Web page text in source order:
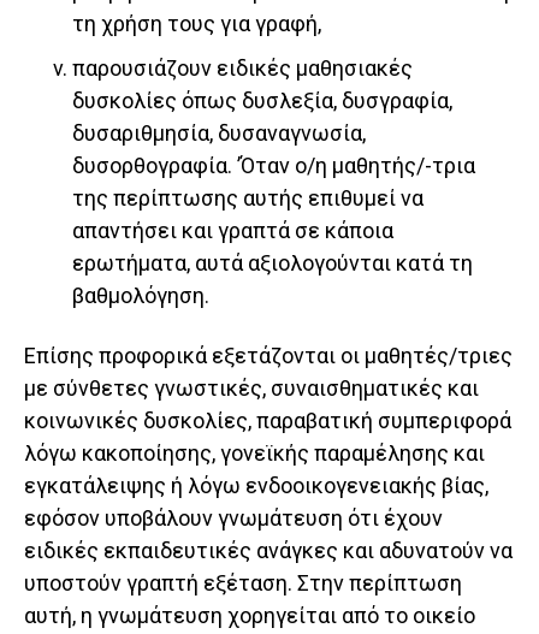
τη χρήση τους για γραφή,
παρουσιάζουν ειδικές μαθησιακές
δυσκολίες όπως δυσλεξία, δυσγραφία,
δυσαριθμησία, δυσαναγνωσία,
δυσορθογραφία. ’Όταν ο/η μαθητής/-τρια
της περίπτωσης αυτής επιθυμεί να
απαντήσει και γραπτά σε κάποια
ερωτήματα, αυτά αξιολογούνται κατά τη
βαθμολόγηση.
Επίσης προφορικά εξετάζονται οι μαθητές/τριες
με σύνθετες γνωστικές, συναισθηματικές και
κοινωνικές δυσκολίες, παραβατική συμπεριφορά
λόγω κακοποίησης, γονεϊκής παραμέλησης και
εγκατάλειψης ή λόγω ενδοοικογενειακής βίας,
εφόσον υποβάλουν γνωμάτευση ότι έχουν
ειδικές εκπαιδευτικές ανάγκες και αδυνατούν να
υποστούν γραπτή εξέταση. Στην περίπτωση
αυτή, η γνωμάτευση χορηγείται από το οικείο